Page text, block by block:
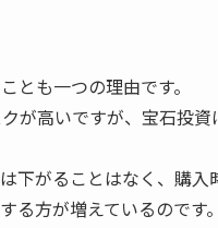
とも一つの理由です。
が高いですが、宝石投
下がることはなく、購入
方が増えているのです。